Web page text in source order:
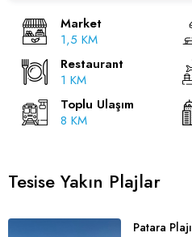
Market
1,5 KM
Restaurant
1 KM
Toplu Ulaşım
8 KM
Tesise Yakın Plajlar
Patara Plajı